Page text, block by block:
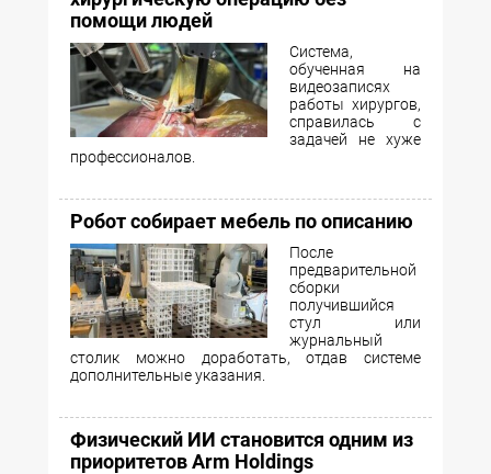
помощи людей
Система,
обученная на
видеозаписях
работы хирургов,
справилась с
задачей не хуже
профессионалов.
Робот собирает мебель по описанию
После
предварительной
сборки
получившийся
стул или
журнальный
столик можно доработать, отдав системе
дополнительные указания.
Физический ИИ становится одним из
приоритетов Arm Holdings